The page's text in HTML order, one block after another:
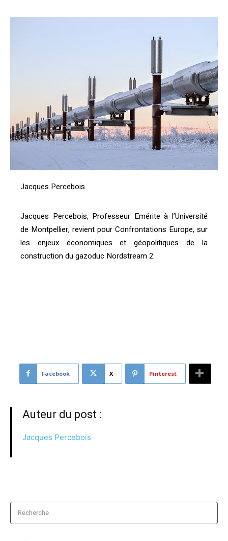
Jacques Percebois
Jacques Percebois, Professeur Emérite à l’Université
de Montpellier, revient pour Confrontations Europe, sur
les enjeux économiques et géopolitiques de la
construction du gazoduc Nordstream 2.
Facebook X Pinterest
Auteur du post :
Jacques Percebois
Recherche